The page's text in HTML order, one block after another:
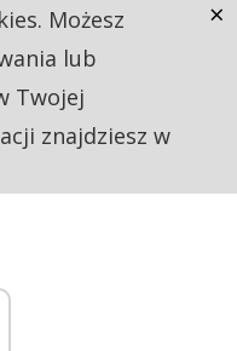
Możesz
lub
Twojej
znajdziesz w
×